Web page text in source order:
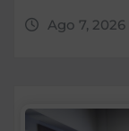
Ago 7, 2026